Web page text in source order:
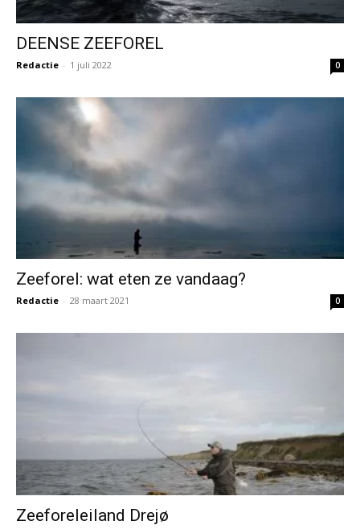
DEENSE ZEEFOREL
Redactie - 1 juli 2022 0
Zeeforel: wat eten ze vandaag?
Redactie - 28 maart 2021 0
Zeeforeleiland Drejø